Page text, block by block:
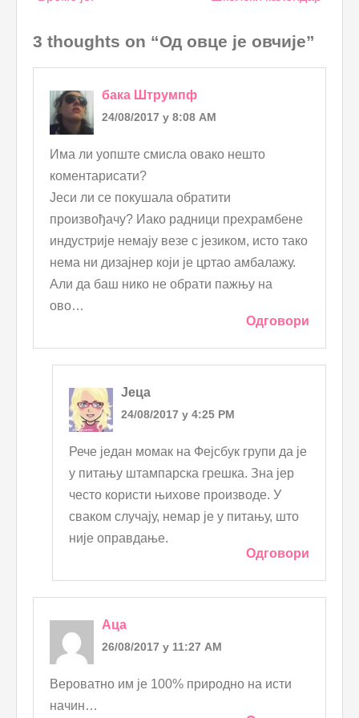
3 thoughts on “Од овце је овчије”
бака Штрумпф
24/08/2017 у 8:08 AM
Има ли уопште смисла овако нешто
коментарисати?
Јеси ли се покушала обратити
произвођачу? Иако радници прехрамбене
индустрије немају везе с језиком, исто тако
нема ни дизајнер који је цртао амбалажу.
Али да баш нико не обрати пажњу на
ово…
Одговори
Јеца
24/08/2017 у 4:25 PM
Рече један момак на Фејсбук групи да је
у питању штампарска грешка. Зна јер
често користи њихове производе. У
сваком случају, немар је у питању, што
није оправдање.
Одговори
Аца
26/08/2017 у 11:27 AM
Вероватно им је 100% природно на исти
начин…